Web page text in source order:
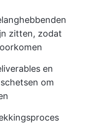
zitten, zodat
en
om